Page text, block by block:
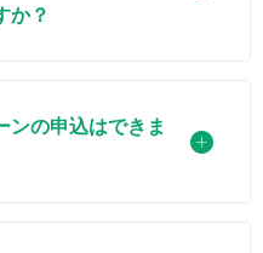
か？
ンの申込はできま